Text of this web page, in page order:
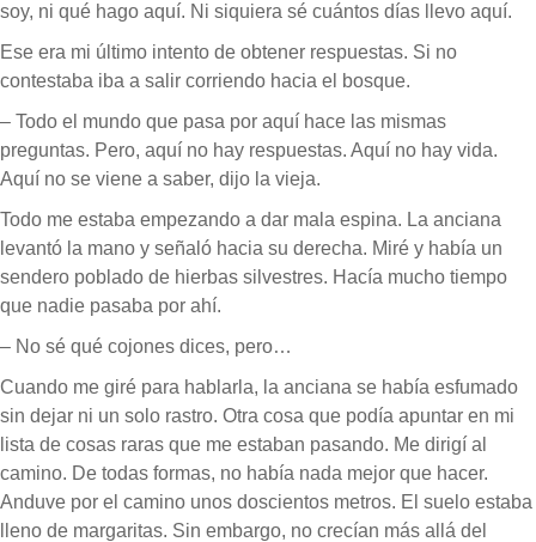
soy, ni qué hago aquí. Ni siquiera sé cuántos días llevo aquí.
Ese era mi último intento de obtener respuestas. Si no
contestaba iba a salir corriendo hacia el bosque.
– Todo el mundo que pasa por aquí hace las mismas
preguntas. Pero, aquí no hay respuestas. Aquí no hay vida.
Aquí no se viene a saber, dijo la vieja.
Todo me estaba empezando a dar mala espina. La anciana
levantó la mano y señaló hacia su derecha. Miré y había un
sendero poblado de hierbas silvestres. Hacía mucho tiempo
que nadie pasaba por ahí.
– No sé qué cojones dices, pero…
Cuando me giré para hablarla, la anciana se había esfumado
sin dejar ni un solo rastro. Otra cosa que podía apuntar en mi
lista de cosas raras que me estaban pasando. Me dirigí al
camino. De todas formas, no había nada mejor que hacer.
Anduve por el camino unos doscientos metros. El suelo estaba
lleno de margaritas. Sin embargo, no crecían más allá del